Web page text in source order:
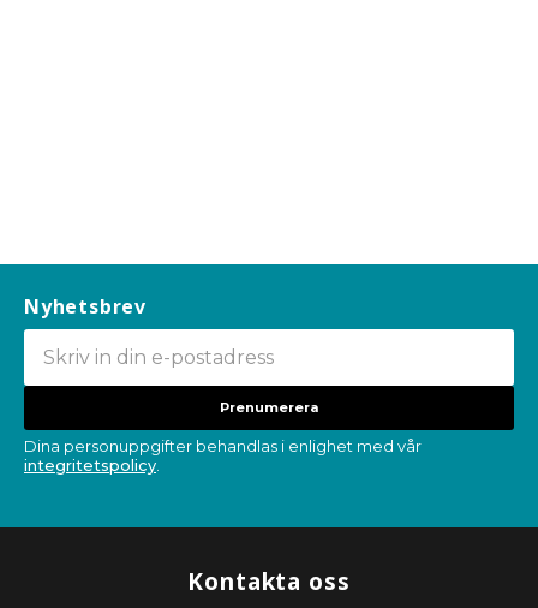
Nyhetsbrev
Prenumerera
Dina personuppgifter behandlas i enlighet med vår
integritetspolicy.
Kontakta oss